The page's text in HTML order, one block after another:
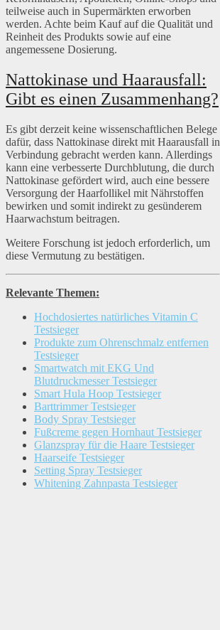
teilweise auch in Supermärkten erworben
werden. Achte beim Kauf auf die Qualität und
Reinheit des Produkts sowie auf eine
angemessene Dosierung.
Nattokinase und Haarausfall:
Gibt es einen Zusammenhang?
Es gibt derzeit keine wissenschaftlichen Belege
dafür, dass Nattokinase direkt mit Haarausfall in
Verbindung gebracht werden kann. Allerdings
kann eine verbesserte Durchblutung, die durch
Nattokinase gefördert wird, auch eine bessere
Versorgung der Haarfollikel mit Nährstoffen
bewirken und somit indirekt zu gesünderem
Haarwachstum beitragen.
Weitere Forschung ist jedoch erforderlich, um
diese Vermutung zu bestätigen.
Relevante Themen:
Hochdosiertes natürliches Vitamin C
Testsieger
Produkte zum Ohrenschmalz entfernen
Testsieger
Smartwatch mit EKG Und
Blutdruckmesser Testsieger
Smart Hula Hoop Testsieger
Barttrimmer Testsieger
Body Spray Testsieger
Fußcreme gegen Hornhaut Testsieger
Glanzspray für die Haare Testsieger
Haarseife Testsieger
Setting Spray Testsieger
Whitening Zahnpasta Testsieger